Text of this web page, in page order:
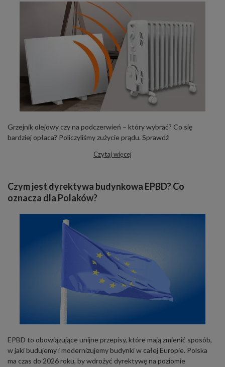
Grzejnik olejowy czy na podczerwień – który wybrać? Co się
bardziej opłaca? Policzyliśmy zużycie prądu. Sprawdź
Czytaj więcej
Czym jest dyrektywa budynkowa EPBD? Co
oznacza dla Polaków?
EPBD to obowiązujące unijne przepisy, które mają zmienić sposób,
w jaki budujemy i modernizujemy budynki w całej Europie. Polska
ma czas do 2026 roku, by wdrożyć dyrektywę na poziomie